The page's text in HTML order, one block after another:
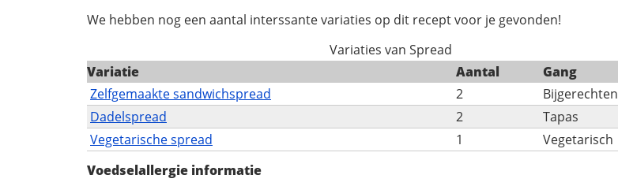
We hebben nog een aantal interssante variaties op dit recept voor je gevonden!
Variaties van Spread
Variatie
Aantal
Gang
Zelfgemaakte sandwichspread
2
Bijgerechten
Dadelspread
2
Tapas
Vegetarische spread
1
Vegetarisch
Voedselallergie informatie